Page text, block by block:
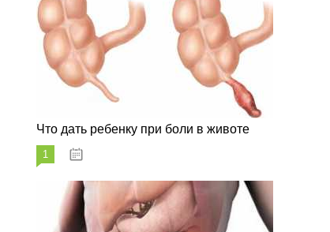
Что дать ребенку при боли в животе
1